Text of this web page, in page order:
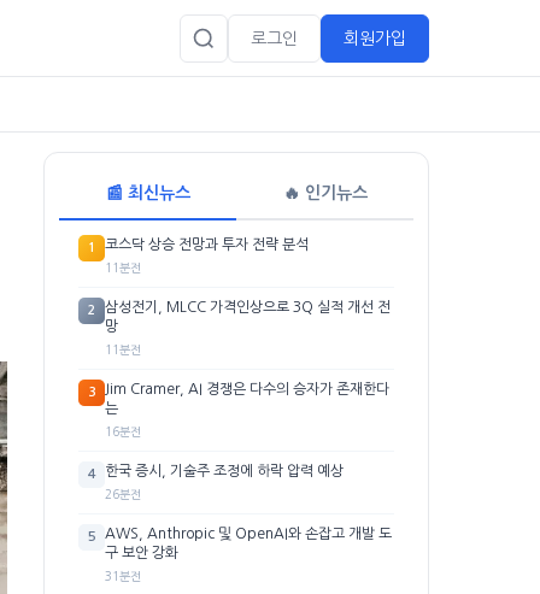
로그인 회원가입
📰 최신뉴스 🔥 인기뉴스
1 코스닥 상승 전망과 투자 전략 분석
11분전
2
삼성전기, MLCC 가격인상으로 3Q 실적 개선 전
망
11분전
3
Jim Cramer, AI 경쟁은 다수의 승자가 존재한다
는
16분전
4 한국 증시, 기술주 조정에 하락 압력 예상
26분전
5
AWS, Anthropic 및 OpenAI와 손잡고 개발 도
구 보안 강화
31분전